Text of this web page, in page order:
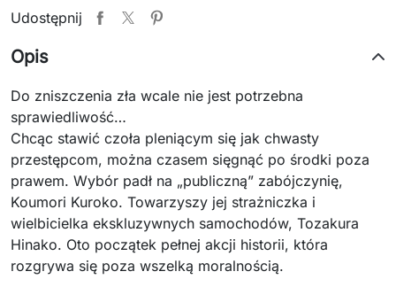
Udostępnij
Opis
Do zniszczenia zła wcale nie jest potrzebna
sprawiedliwość…
Chcąc stawić czoła pleniącym się jak chwasty
przestępcom, można czasem sięgnąć po środki poza
prawem. Wybór padł na „publiczną” zabójczynię,
Koumori Kuroko. Towarzyszy jej strażniczka i
wielbicielka ekskluzywnych samochodów, Tozakura
Hinako. Oto początek pełnej akcji historii, która
rozgrywa się poza wszelką moralnością.